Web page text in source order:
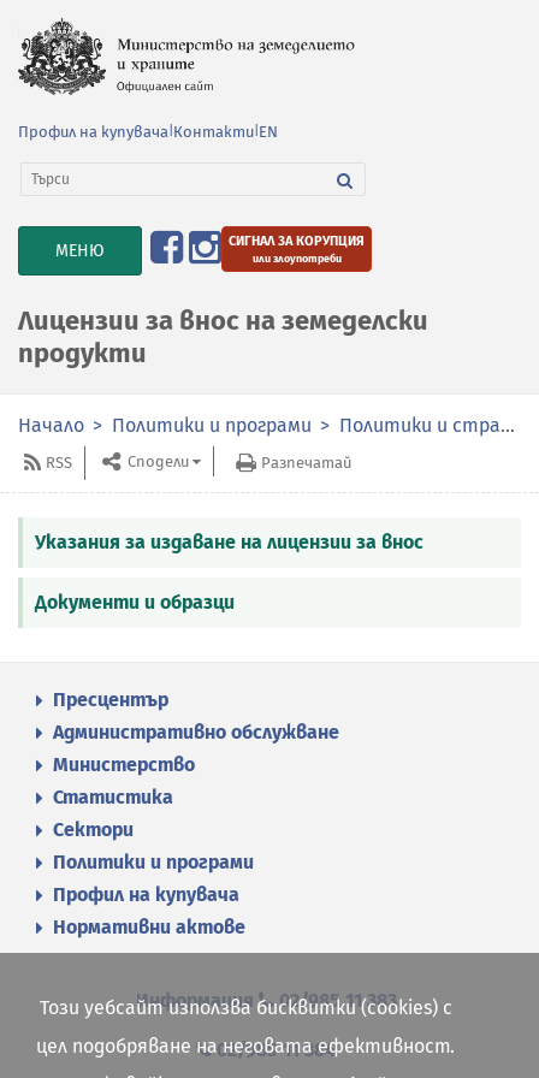
Профил на купувача Контакти EN
TOGGLE
NAVIGATION
МЕНЮ СИГНАЛ ЗА КОРУПЦИЯ
или злоупотреби
Лицензии за внос на земеделски
продукти
Начало Политики и програми Политики и стратегии
RSS Сподели Разпечатай
Указания за издаване на лицензии за внос
Документи и образци
Пресцентър
Административно обслужване
Министерство
Статистика
Сектори
Политики и програми
Профил на купувача
Нормативни актове
Информация 02/985 11 383
02/985 11 384
Този уебсайт използва бисквитки (cookies) с
цел подобряване на неговата ефективност.